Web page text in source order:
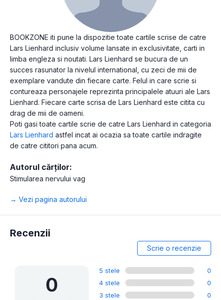
BOOKZONE iti pune la dispozitie toate cartile scrise de catre
Lars Lienhard inclusiv volume lansate in exclusivitate, carti in
limba engleza si noutati. Lars Lienhard se bucura de un
succes rasunator la nivelul international, cu zeci de mii de
exemplare vandute din fiecare carte. Felul in care scrie si
contureaza personajele reprezinta principalele atuuri ale Lars
Lienhard. Fiecare carte scrisa de Lars Lienhard este citita cu
drag de mii de oameni.
Poti gasi toate cartile scrie de catre Lars Lienhard in categoria
Lars Lienhard astfel incat ai ocazia sa toate cartile indragite
de catre cititori pana acum.
Autorul cărților:
Stimularea nervului vag
→ Vezi pagina autorului
Recenzii
Scrie o recenzie
0
5 stele
0
4 stele
0
3 stele
0